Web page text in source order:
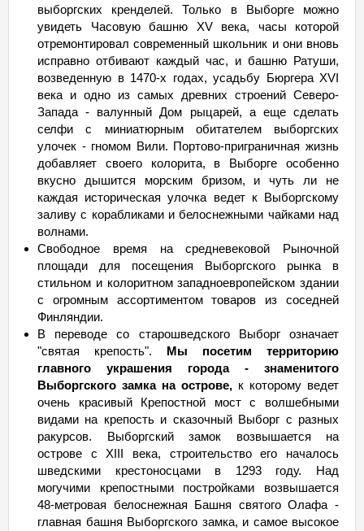
выборгских кренделей. Только в Выборге можно
увидеть Часовую башню XV века, часы которой
отремонтировал современный школьник и они вновь
исправно отбивают каждый час, и башню Ратуши,
возведенную в 1470-х годах, усадьбу Бюргера XVI
века и одно из самых древних строений Северо-
Запада - валунный Дом рыцарей, а еще сделать
селфи с миниатюрным обитателем выборгских
улочек - гномом Вили. Портово-приграничная жизнь
добавляет своего колорита, в Выборге особенно
вкусно дышится морским бризом, и чуть ли не
каждая историческая улочка ведет к Выборгскому
заливу с корабликами и белоснежными чайками над
волнами.
Свободное время на средневековой Рыночной
площади для посещения Выборгского рынка в
стильном и колоритном западноевропейском здании
с огромным ассортиментом товаров из соседней
Финляндии.
В переводе со старошведского Выборг означает
"святая крепость". Мы посетим территорию
главного украшения города - знаменитого
Выборгского замка на острове, к которому ведет
очень красивый Крепостной мост с волшебными
видами на крепость и сказочный Выборг с разных
ракурсов. Выборгский замок возвышается на
острове с XIII века, строительство его началось
шведскими крестоносцами в 1293 году. Над
могучими крепостными постройками возвышается
48-метровая белоснежная Башня святого Олафа -
главная башня Выборгского замка, и самое высокое